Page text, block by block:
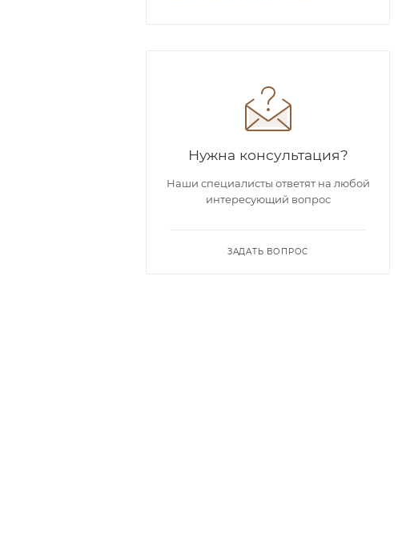
Нужна консультация?
Наши специалисты ответят на любой
интересующий вопрос
ЗАДАТЬ ВОПРОС